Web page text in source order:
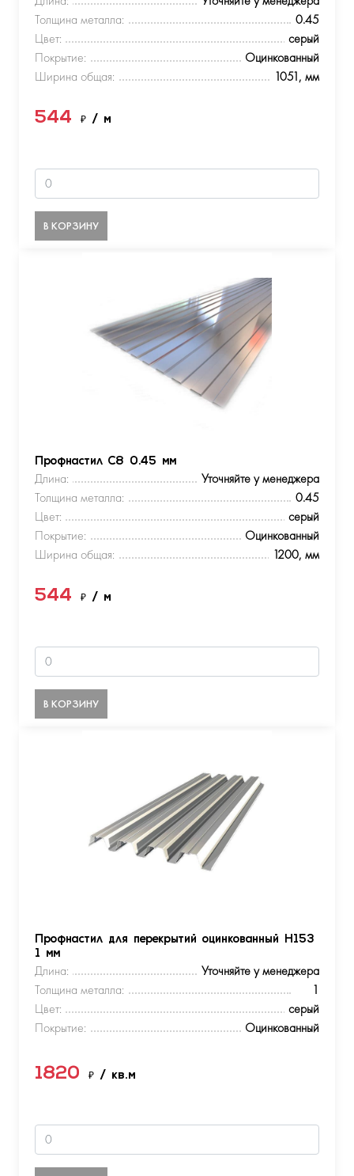
Толщина металла:
0.45
Цвет:
серый
Покрытие:
Оцинкованный
Ширина общая:
1051, мм
544 ₽ / м
В КОРЗИНУ
Профнастил С8 0.45 мм
Длина:
Уточняйте у менеджера
Толщина металла:
0.45
Цвет:
серый
Покрытие:
Оцинкованный
Ширина общая:
1200, мм
544 ₽ / м
В КОРЗИНУ
Профнастил для перекрытий оцинкованный Н153
1 мм
Длина:
Уточняйте у менеджера
Толщина металла:
1
Цвет:
серый
Покрытие:
Оцинкованный
1820 ₽ / кв.м